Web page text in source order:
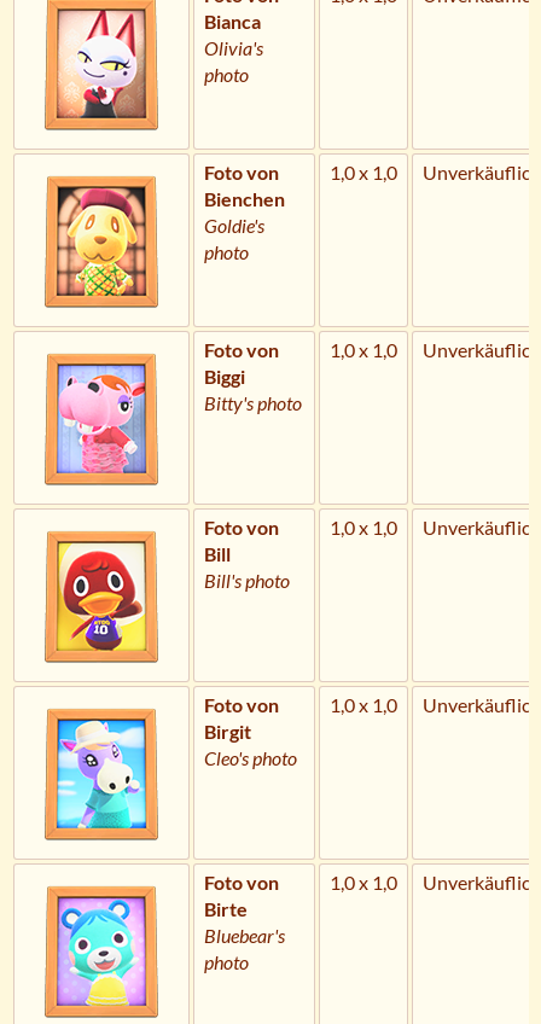
Bianca
Olivia's
photo
Foto von
Bienchen
Goldie's
photo
1,0 x 1,0 Unverkäuflich
Foto von
Biggi
Bitty's photo
1,0 x 1,0 Unverkäuflich
Foto von
Bill
Bill's photo
1,0 x 1,0 Unverkäuflich
Foto von
Birgit
Cleo's photo
1,0 x 1,0 Unverkäuflich
Foto von
Birte
Bluebear's
photo
1,0 x 1,0 Unverkäuflich